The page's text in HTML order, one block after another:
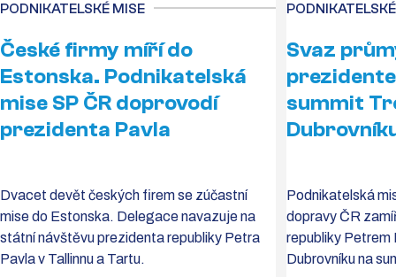
PODNIKATELSKÉ MISE
České firmy míří do
Estonska. Podnikatelská
mise SP ČR doprovodí
prezidenta Pavla
Dvacet devět českých firem se zúčastní
mise do Estonska. Delegace navazuje na
státní návštěvu prezidenta republiky Petra
Pavla v Tallinnu a Tartu.
Svaz
summit
Podnikatelská
dopravy ČR
republiky Petrem
Dubrovníku na